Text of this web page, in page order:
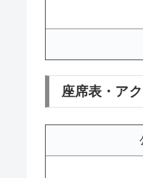
座席表・ア